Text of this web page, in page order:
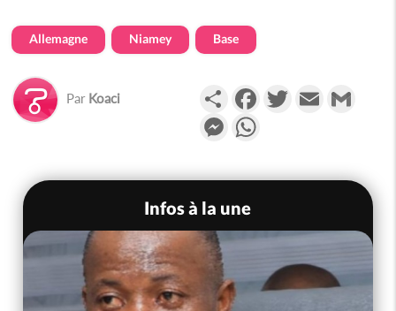
Allemagne Niamey Base
Par Koaci PartagerFacebookTwitterEmail
Messenger
Infos à la une